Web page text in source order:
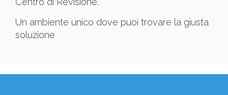
Un ambiente unico dove puoi trovare la giusta
soluzione